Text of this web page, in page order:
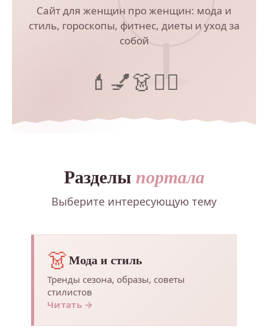
Сайт для женщин про женщин: мода и
стиль, гороскопы, фитнес, диеты и уход за
собой
💄 💅👗💆‍♀️
Разделыпортала
Выберите интересующую тему
👗Мода и стиль
Тренды сезона, образы, советы
стилистов
Читать →